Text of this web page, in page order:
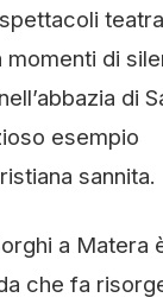
momenti di
di
esempio
sannita.
a Matera
che fa